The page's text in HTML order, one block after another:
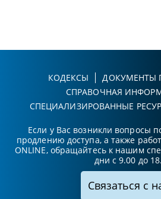
КОДЕКСЫ
ДОКУМЕНТЫ
СПРАВОЧНАЯ
СПЕЦИАЛИЗИРОВАННЫЕ
Если у Вас возникли вопросы
продлению доступа, а также
ONLINE, обращайтесь к нашим
дни с 9.00 до
Связаться с